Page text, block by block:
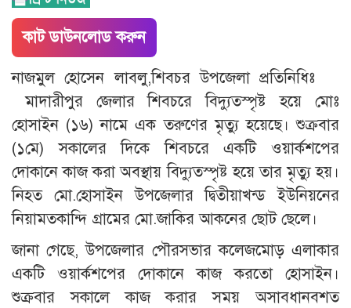
কাট ডাউনলোড করুন
নাজমুল হোসেন লাবলু,শিবচর উপজেলা প্রতিনিধিঃ
মাদারীপুর জেলার শিবচরে বিদ্যুতস্পৃষ্ট হয়ে মোঃ
হোসাইন (১৬) নামে এক তরুণের মৃত্যু হয়েছে। শুক্রবার
(১মে) সকালের দিকে শিবচরে একটি ওয়ার্কশপের
দোকানে কাজ করা অবস্থায় বিদ্যুতস্পৃষ্ট হয়ে তার মৃত্যু হয়।
নিহত মো.হোসাইন উপজেলার দ্বিতীয়াখন্ড ইউনিয়নের
নিয়ামতকান্দি গ্রামের মো.জাকির আকনের ছোট ছেলে।
জানা গেছে, উপজেলার পৌরসভার কলেজমোড় এলাকার
একটি ওয়ার্কশপের দোকানে কাজ করতো হোসাইন।
শুক্রবার সকালে কাজ করার সময় অসাবধানবশত